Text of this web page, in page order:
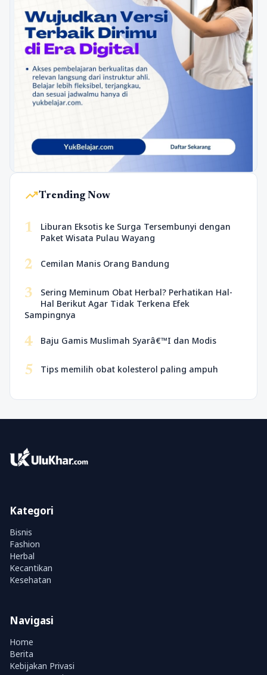
trending_upTrending Now
1
Liburan Eksotis ke Surga Tersembunyi dengan
Paket Wisata Pulau Wayang
2 Cemilan Manis Orang Bandung
3
Sering Meminum Obat Herbal? Perhatikan Hal-
Hal Berikut Agar Tidak Terkena Efek
Sampingnya
4 Baju Gamis Muslimah Syarâ€™I dan Modis
5 Tips memilih obat kolesterol paling ampuh
Kategori
Bisnis
Fashion
Herbal
Kecantikan
Kesehatan
Navigasi
Home
Berita
Kebijakan Privasi